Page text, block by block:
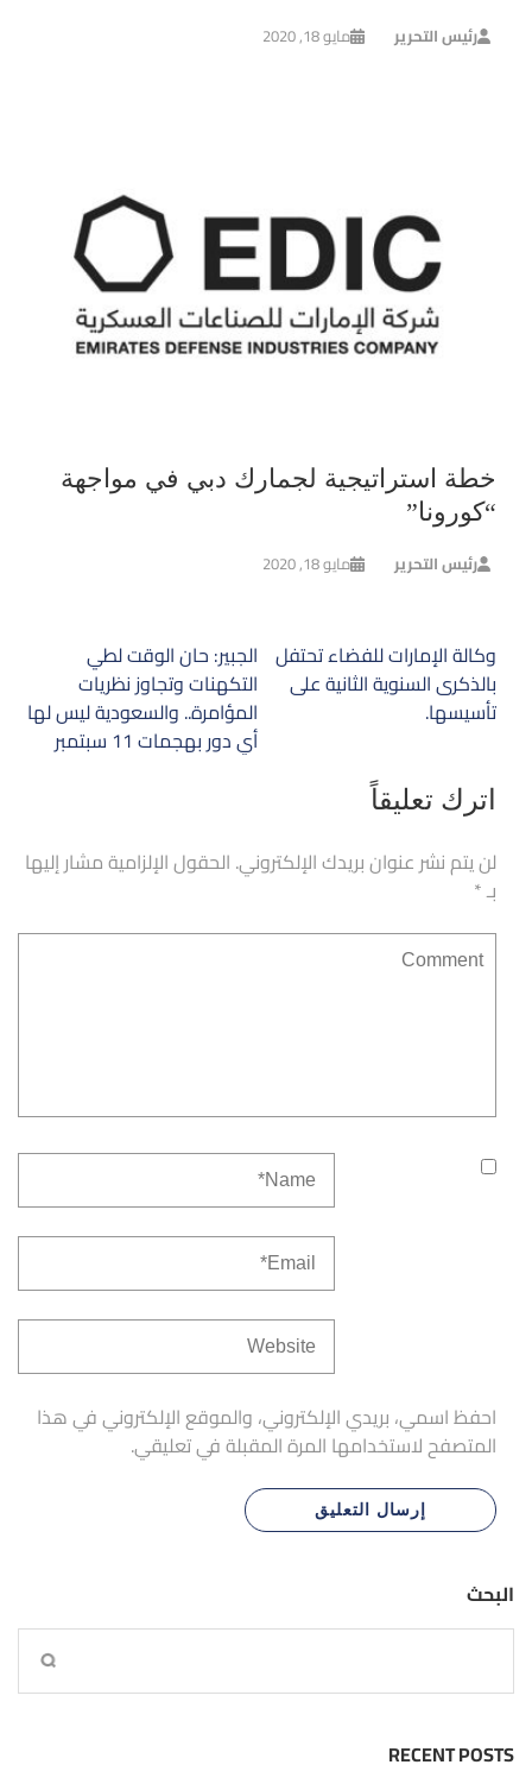
رئيس التحرير مايو 18, 2020
خطة استراتيجية لجمارك دبي في مواجهة
“كورونا”
رئيس التحرير مايو 18, 2020
تصفّح
المقالات
الجبير: حان الوقت لطي
التكهنات وتجاوز نظريات
المؤامرة.. والسعودية ليس لها
أي دور بهجمات 11 سبتمبر
وكالة الإمارات للفضاء تحتفل
بالذكرى السنوية الثانية على
تأسيسها.
اترك تعليقاً
لن يتم نشر عنوان بريدك الإلكتروني. الحقول الإلزامية مشار إليها
بـ*
احفظ اسمي، بريدي الإلكتروني، والموقع الإلكتروني في هذا
المتصفح لاستخدامها المرة المقبلة في تعليقي.
البحث
RECENT POSTS